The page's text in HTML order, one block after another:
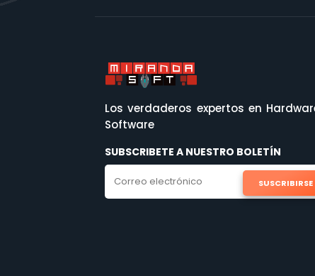
Los verdaderos expertos en
Software
SUBSCRIBETE A NUESTRO BOLETÍN
SUSCRIBIRSE